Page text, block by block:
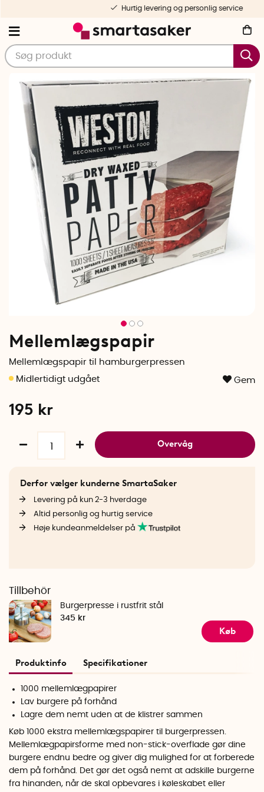
Hurtig levering og personlig service
Mellemlægspapir
Mellemlægspapir til hamburgerpressen
Gem
195 kr
Overvåg
Derfor vælger kunderne SmartaSaker
Levering på kun 2-3 hverdage
Altid personlig og hurtig service
Høje kundeanmeldelser på
Tillbehör
Burgerpresse i rustfrit stål
345 kr
Køb
Produktinfo Specifikationer
1000 mellemlægpapirer
Lav burgere på forhånd
Lagre dem nemt uden at de klistrer sammen
Køb 1000 ekstra mellemlægspapirer til burgerpressen.
Mellemlægpapirsforme med non-stick-overflade gør dine
burgere endnu bedre og giver dig mulighed for at forberede
dem på forhånd. Det gør det også nemt at adskille burgerne
fra hinanden, når de skal opbevares i køleskabet eller